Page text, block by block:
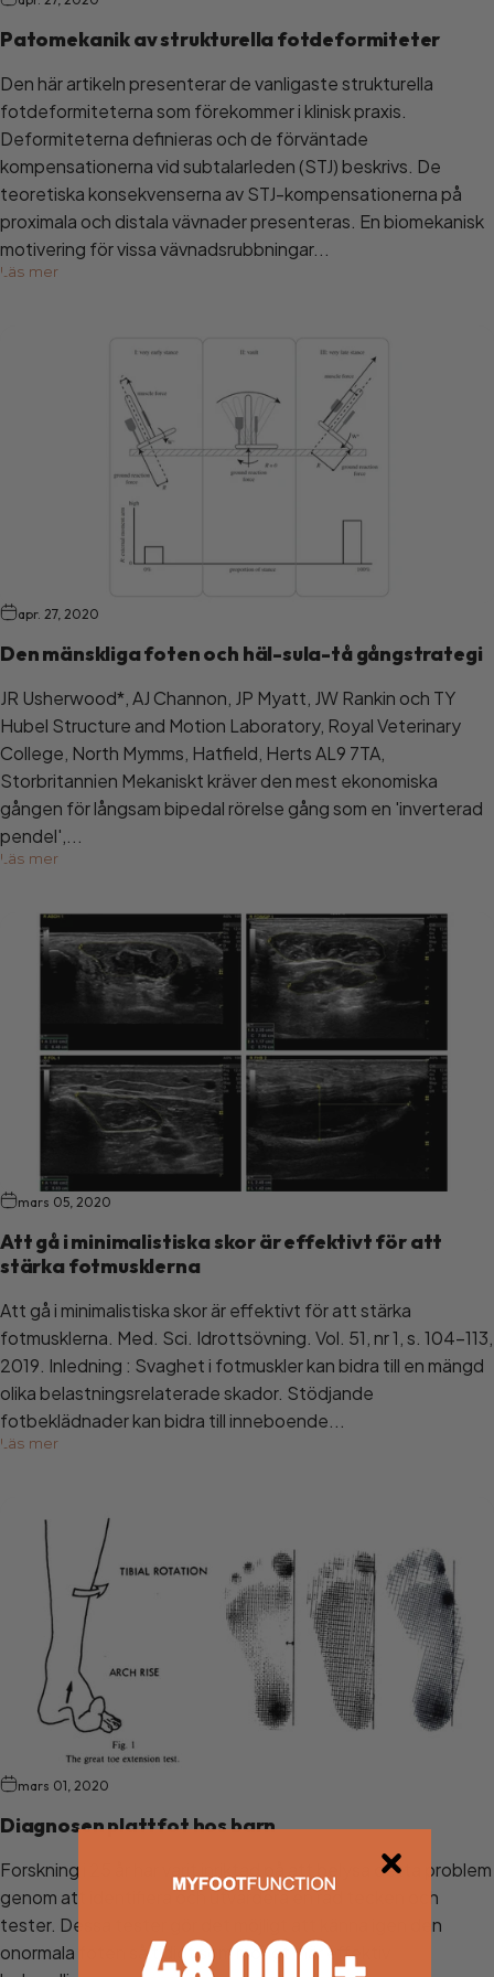
Patomekanik av strukturella fotdeformiteter
Den här artikeln presenterar de vanligaste strukturella
fotdeformiteterna som förekommer i klinisk praxis.
Deformiteterna definieras och de förväntade
kompensationerna vid subtalarleden (STJ) beskrivs. De
teoretiska konsekvenserna av STJ-kompensationerna på
proximala och distala vävnader presenteras. En biomekanisk
motivering för vissa vävnadsrubbningar...
Läs mer
apr. 27, 2020
Den mänskliga foten och häl-sula-tå gångstrategi
JR Usherwood*, AJ Channon, JP Myatt, JW Rankin och TY
Hubel Structure and Motion Laboratory, Royal Veterinary
College, North Mymms, Hatfield, Herts AL9 7TA,
Storbritannien Mekaniskt kräver den mest ekonomiska
gången för långsam bipedal rörelse gång som en 'inverterad
pendel',...
Läs mer
mars 05, 2020
Att gå i minimalistiska skor är effektivt för att
stärka fotmusklerna
Att gå i minimalistiska skor är effektivt för att stärka
fotmusklerna. Med. Sci. Idrottsövning. Vol. 51, nr 1, s. 104–113,
2019. Inledning : Svaghet i fotmuskler kan bidra till en mängd
olika belastningsrelaterade skador. Stödjande
fotbeklädnader kan bidra till inneboende...
Läs mer
mars 01, 2020
Diagnosen plattfot hos barn
Forskning i 25 år har varit inriktad på att belysa detta problem
genom att identifiera och utvärdera en rad tecken och
tester. Dessa tester gör det möjligt att känna igen den
onormala foten så tidigt som möjligt, när effektiv